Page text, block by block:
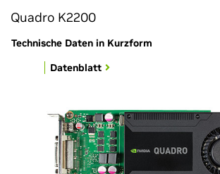
Quadro K2200
Technische Daten in Kurzform
Datenblatt